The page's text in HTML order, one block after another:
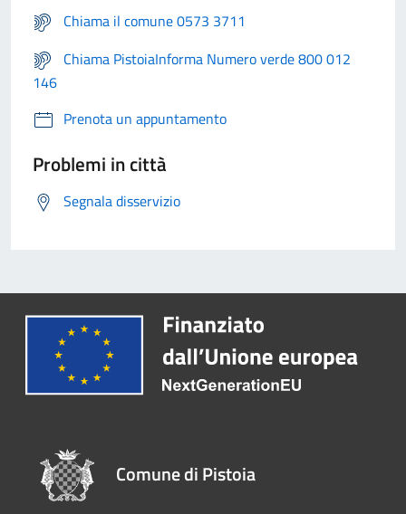
Chiama il comune 0573 3711
Chiama PistoiaInforma Numero verde 800 012
146
Prenota un appuntamento
Problemi in città
Segnala disservizio
Comune di Pistoia